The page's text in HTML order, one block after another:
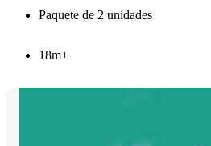
Paquete de 2 unidades
18m+